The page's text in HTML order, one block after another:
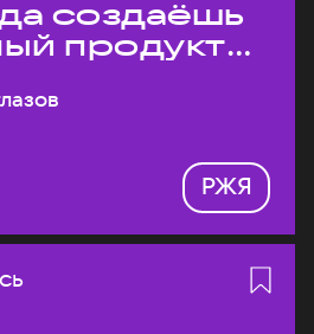
создаёшь
продукт
РЖЯ